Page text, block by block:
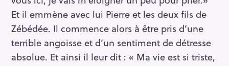
Et il emmène avec lui Pierre et les deux fils de
Zébédée. Il commence alors à être pris d’une
terrible angoisse et d’un sentiment de détresse
absolue. Et ainsi il leur dit : « Ma vie est si triste,